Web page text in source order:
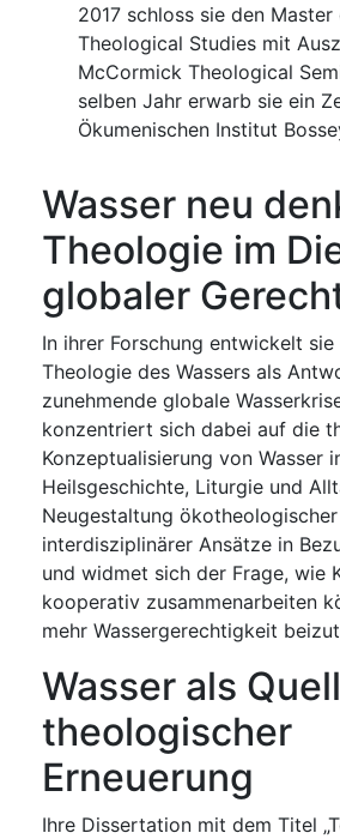
2017 schloss sie den Master
Theological Studies mit
McCormick Theological
selben Jahr erwarb sie ein
Ökumenischen Institut
Wasser neu
Theologie im
globaler
In ihrer Forschung entwickelt
Theologie des Wassers als
zunehmende globale
konzentriert sich dabei auf die
Konzeptualisierung von Wasser
Heilsgeschichte, Liturgie und
Neugestaltung
interdisziplinärer Ansätze in
und widmet sich der Frage, wie
kooperativ zusammenarbeiten
mehr Wassergerechtigkeit
Wasser als
theologischer
Erneuerung
Ihre Dissertation mit dem Titel